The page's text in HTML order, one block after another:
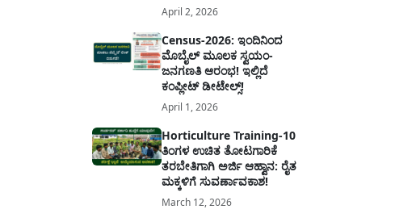
April 2, 2026
Census-2026: ಇಂದಿನಿಂದ
ಮೊಬೈಲ್ ಮೂಲಕ ಸ್ವಯಂ-
ಜನಗಣತಿ ಆರಂಭ! ಇಲ್ಲಿದೆ
ಕಂಪ್ಲೀಟ್ ಡೀಟೇಲ್ಸ್!
April 1, 2026
Horticulture Training-10
ತಿಂಗಳ ಉಚಿತ ತೋಟಗಾರಿಕೆ
ತರಬೇತಿಗಾಗಿ ಅರ್ಜಿ ಆಹ್ವಾನ: ರೈತ
ಮಕ್ಕಳಿಗೆ ಸುವರ್ಣಾವಕಾಶ!
March 12, 2026